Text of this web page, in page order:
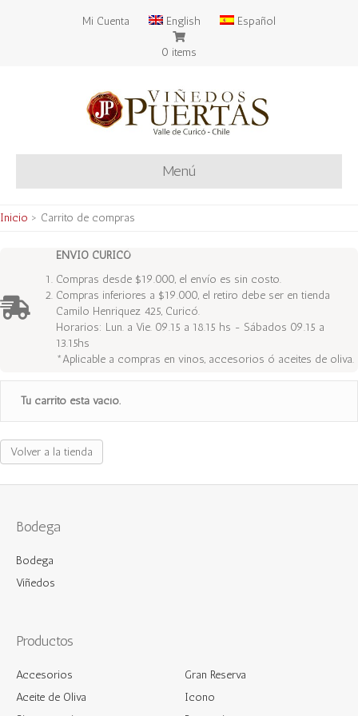
Mi Cuenta English Español
0 items
Menú
Inicio > Carrito de compras
ENVIO CURICÓ
Compras desde $19.000, el envío es sin costo.
Compras inferiores a $19.000, el retiro debe ser en tienda
Camilo Henriquez 425, Curicó.
Horarios: Lun. a Vie. 09.15 a 18.15 hs - Sábados 09.15 a
13.15hs
*Aplicable a compras en vinos, accesorios ó aceites de oliva.
Tu carrito está vacío.
Volver a la tienda
Bodega
Bodega
Viñedos
Productos
Accesorios
Aceite de Oliva
Gran Reserva
Icono